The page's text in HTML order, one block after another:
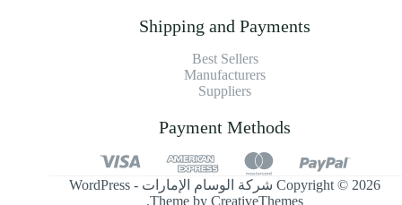
Shipping and Payments
Best Sellers
Manufacturers
Suppliers
Payment Methods
Copyright © 2026 شركة الوسام الإمارات - WordPress
Theme byCreativeThemes
.